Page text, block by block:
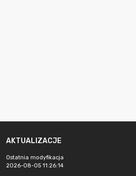
AKTUALIZACJE
Ostatnia modyfikacja
2026-08-05 11:26:14